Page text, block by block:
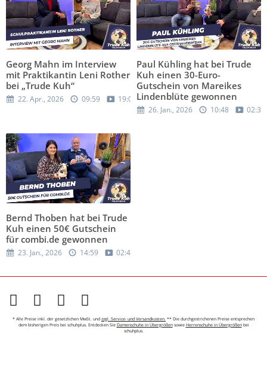
Georg Mahn im Interview
mit Praktikantin Leni Rother
bei „Trude Kuh“
22. Apr., 2026 09:59 19:05
Paul Kühling hat bei Trude
Kuh einen 30-Euro-
Gutschein von Mareikes
Lindenblüte gewonnen
26. Jan., 2026 10:48 02:37
Bernd Thoben hat bei Trude
Kuh einen 50€ Gutschein
für combi.de gewonnen
23. Jan., 2026 14:59 02:41
* Alle Preise inkl. der gesetzlichen MwSt. und zzgl. Service- und Versandkosten. ** Die durchgestrichenen Preise entsprechen
dem bisherigen Preis bei schuhplus. Entdecken Sie Damenschuhe in Übergrößensowie Herrenschuhe in Übergrößenbei
schuhplus.